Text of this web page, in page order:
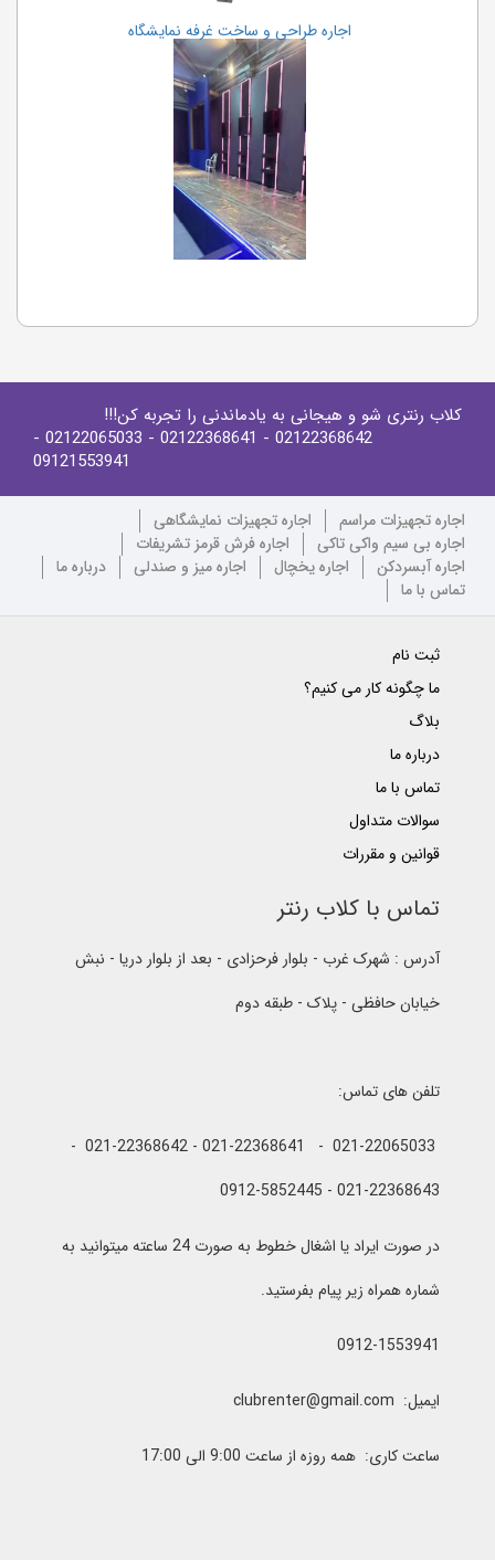
اجاره طراحی و ساخت غرفه نمایشگاه
کلاب رنتری شو و هیجانی به یادماندنی را تجربه کن!!!
02122368642
- 02122368641
- 02122065033
-
09121553941
اجاره تجهیزات مراسم
اجاره تجهیزات نمایشگاهی
اجاره بی سیم واکی تاکی
اجاره فرش قرمز تشریفات
اجاره آبسردکن
اجاره یخچال اجاره میز و صندلی
درباره ما
تماس با ما
ثبت نام
ما چگونه کار می کنیم؟
بلاگ
درباره ما
تماس با ما
سوالات متداول
قوانین و مقررات
تماس با کلاب رنتر
آدرس : شهرک غرب - بلوار فرحزادی - بعد از بلوار دریا - نبش
خیابان حافظی - پلاک - طبقه دوم
تلفن های تماس:
021-22065033 - 021-22368641 - 021-22368642 -
021-22368643 - 0912-5852445
در صورت ایراد یا اشغال خطوط به صورت 24 ساعته میتوانید به
شماره همراه زیر پیام بفرستید.
0912-1553941
ایمیل: clubrenter@gmail.com
ساعت کاری: همه روزه از ساعت 9:00 الی 17:00